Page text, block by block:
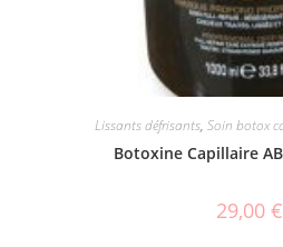
Lissants défrisants, Soin botox
Botoxine Capillaire
29,00 €